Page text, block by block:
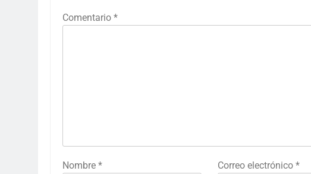
Comentario *
Nombre * Correo electrónico *